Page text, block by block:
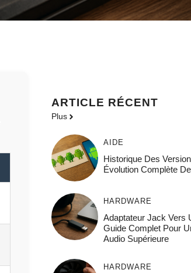
ARTICLE RÉCENT
Plus
AIDE
Historique Des
Évolution Complète
HARDWARE
Adaptateur Jack Vers
Guide Complet Pour
Audio Supérieure
HARDWARE